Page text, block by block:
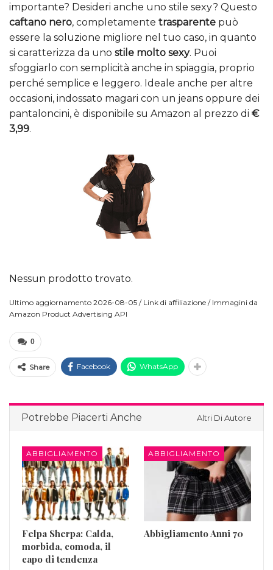
importante? Desideri anche uno stile sexy? Questo
caftano nero, completamente trasparente può
essere la soluzione migliore nel tuo caso, in quanto
si caratterizza da uno stile molto sexy. Puoi
sfoggiarlo con semplicità anche in spiaggia, proprio
perché semplice e leggero. Ideale anche per altre
occasioni, indossato magari con un jeans oppure dei
pantaloncini, è disponibile su Amazon al prezzo di €
3,99.
Nessun prodotto trovato.
Ultimo aggiornamento 2026-08-05 / Link di affiliazione / Immagini da
Amazon Product Advertising API
0
Share Facebook WhatsApp
Potrebbe Piacerti Anche Altri Di Autore
ABBIGLIAMENTO
Felpa Sherpa: Calda,
morbida, comoda, il
capo di tendenza
ABBIGLIAMENTO
Abbigliamento Anni 70